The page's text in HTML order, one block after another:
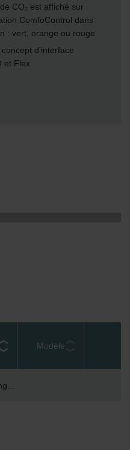
CO₂ est affiché sur
ComfoControl dans
: vert, orange ou rouge
d'interface
et Flex
Modèle